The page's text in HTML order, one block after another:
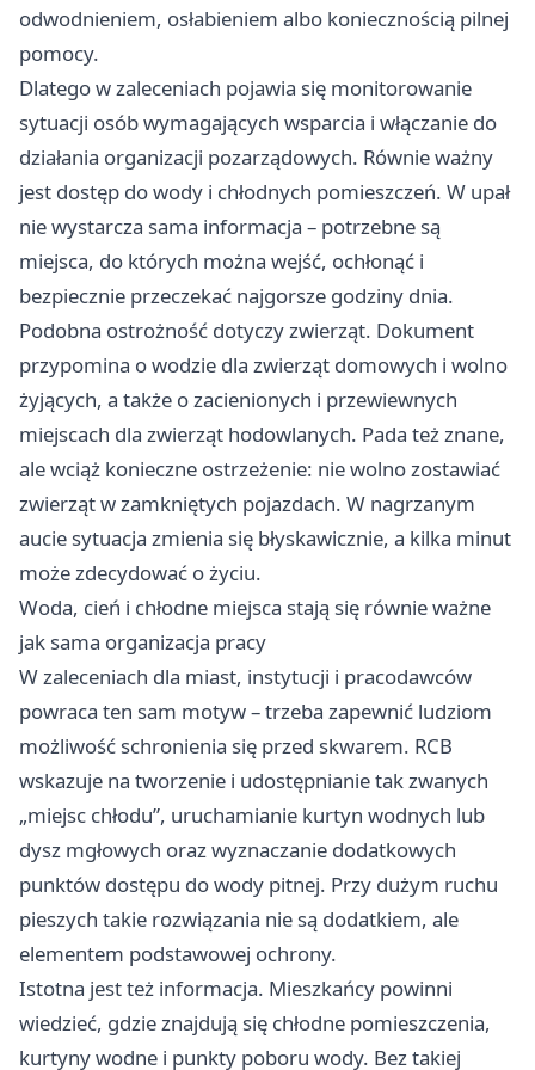
odwodnieniem, osłabieniem albo koniecznością pilnej
pomocy.
Dlatego w zaleceniach pojawia się monitorowanie
sytuacji osób wymagających wsparcia i włączanie do
działania organizacji pozarządowych. Równie ważny
jest dostęp do wody i chłodnych pomieszczeń. W upał
nie wystarcza sama informacja – potrzebne są
miejsca, do których można wejść, ochłonąć i
bezpiecznie przeczekać najgorsze godziny dnia.
Podobna ostrożność dotyczy zwierząt. Dokument
przypomina o wodzie dla zwierząt domowych i wolno
żyjących, a także o zacienionych i przewiewnych
miejscach dla zwierząt hodowlanych. Pada też znane,
ale wciąż konieczne ostrzeżenie: nie wolno zostawiać
zwierząt w zamkniętych pojazdach. W nagrzanym
aucie sytuacja zmienia się błyskawicznie, a kilka minut
może zdecydować o życiu.
Woda, cień i chłodne miejsca stają się równie ważne
jak sama organizacja pracy
W zaleceniach dla miast, instytucji i pracodawców
powraca ten sam motyw – trzeba zapewnić ludziom
możliwość schronienia się przed skwarem. RCB
wskazuje na tworzenie i udostępnianie tak zwanych
„miejsc chłodu”, uruchamianie kurtyn wodnych lub
dysz mgłowych oraz wyznaczanie dodatkowych
punktów dostępu do wody pitnej. Przy dużym ruchu
pieszych takie rozwiązania nie są dodatkiem, ale
elementem podstawowej ochrony.
Istotna jest też informacja. Mieszkańcy powinni
wiedzieć, gdzie znajdują się chłodne pomieszczenia,
kurtyny wodne i punkty poboru wody. Bez takiej